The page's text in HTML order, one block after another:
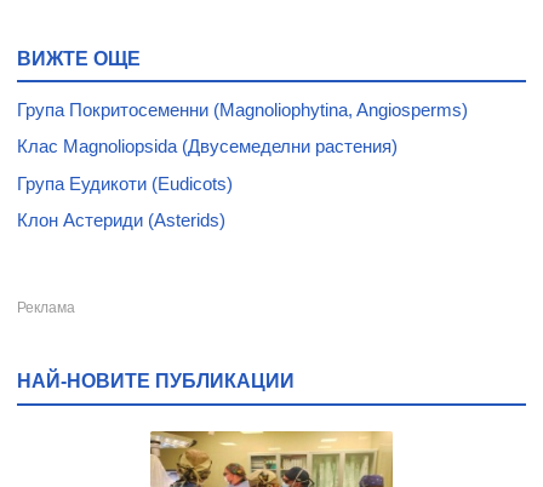
ВИЖТЕ ОЩЕ
Група Покритосеменни (Magnoliophytina, Angiosperms)
Клас Magnoliopsida (Двусемеделни растения)
Група Еудикоти (Eudicots)
Клон Астериди (Asterids)
НАЙ-НОВИТЕ ПУБЛИКАЦИИ